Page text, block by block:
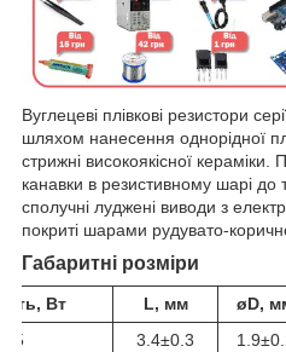
Вуглецеві плівкові резистори
шляхом нанесення однорідної
стрижні високоякісної кераміки.
канавки в резистивному шарі
сполучні луджені виводи з
покриті шарами рудувато-
Габаритні розміри
Вт L, мм øD,
3.4±0.3